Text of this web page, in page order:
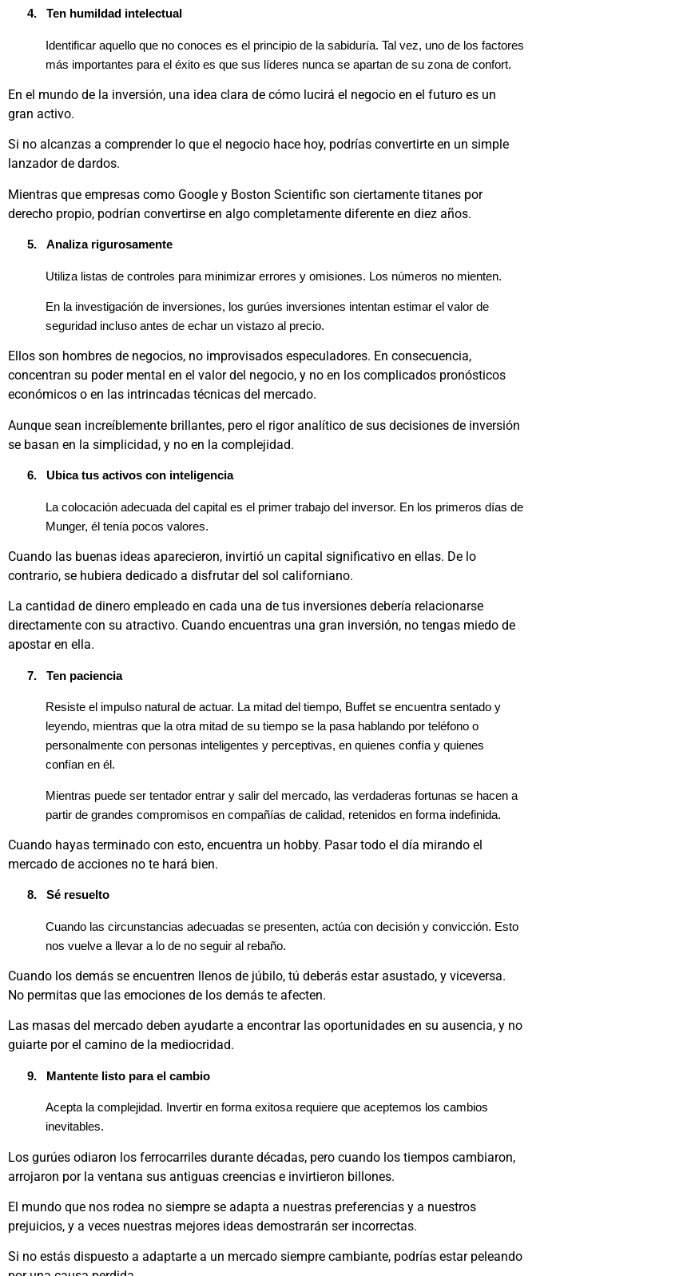
4. Ten humildad intelectual
Identificar aquello que no conoces es el principio de la sabiduría. Tal vez, uno de los factores
más importantes para el éxito es que sus líderes nunca se apartan de su zona de confort.
En el mundo de la inversión, una idea clara de cómo lucirá el negocio en el futuro es un
gran activo.
Si no alcanzas a comprender lo que el negocio hace hoy, podrías convertirte en un simple
lanzador de dardos.
Mientras que empresas como Google y Boston Scientific son ciertamente titanes por
derecho propio, podrían convertirse en algo completamente diferente en diez años.
5. Analiza rigurosamente
Utiliza listas de controles para minimizar errores y omisiones. Los números no mienten.
En la investigación de inversiones, los gurúes inversiones intentan estimar el valor de
seguridad incluso antes de echar un vistazo al precio.
Ellos son hombres de negocios, no improvisados especuladores. En consecuencia,
concentran su poder mental en el valor del negocio, y no en los complicados pronósticos
económicos o en las intrincadas técnicas del mercado.
Aunque sean increíblemente brillantes, pero el rigor analítico de sus decisiones de inversión
se basan en la simplicidad, y no en la complejidad.
6. Ubica tus activos con inteligencia
La colocación adecuada del capital es el primer trabajo del inversor. En los primeros días de
Munger, él tenía pocos valores.
Cuando las buenas ideas aparecieron, invirtió un capital significativo en ellas. De lo
contrario, se hubiera dedicado a disfrutar del sol californiano.
La cantidad de dinero empleado en cada una de tus inversiones debería relacionarse
directamente con su atractivo. Cuando encuentras una gran inversión, no tengas miedo de
apostar en ella.
7. Ten paciencia
Resiste el impulso natural de actuar. La mitad del tiempo, Buffet se encuentra sentado y
leyendo, mientras que la otra mitad de su tiempo se la pasa hablando por teléfono o
personalmente con personas inteligentes y perceptivas, en quienes confía y quienes
confían en él.
Mientras puede ser tentador entrar y salir del mercado, las verdaderas fortunas se hacen a
partir de grandes compromisos en compañías de calidad, retenidos en forma indefinida.
Cuando hayas terminado con esto, encuentra un hobby. Pasar todo el día mirando el
mercado de acciones no te hará bien.
8. Sé resuelto
Cuando las circunstancias adecuadas se presenten, actúa con decisión y convicción. Esto
nos vuelve a llevar a lo de no seguir al rebaño.
Cuando los demás se encuentren llenos de júbilo, tú deberás estar asustado, y viceversa.
No permitas que las emociones de los demás te afecten.
Las masas del mercado deben ayudarte a encontrar las oportunidades en su ausencia, y no
guiarte por el camino de la mediocridad.
9. Mantente listo para el cambio
Acepta la complejidad. Invertir en forma exitosa requiere que aceptemos los cambios
inevitables.
Los gurúes odiaron los ferrocarriles durante décadas, pero cuando los tiempos cambiaron,
arrojaron por la ventana sus antiguas creencias e invirtieron billones.
El mundo que nos rodea no siempre se adapta a nuestras preferencias y a nuestros
prejuicios, y a veces nuestras mejores ideas demostrarán ser incorrectas.
Si no estás dispuesto a adaptarte a un mercado siempre cambiante, podrías estar peleando